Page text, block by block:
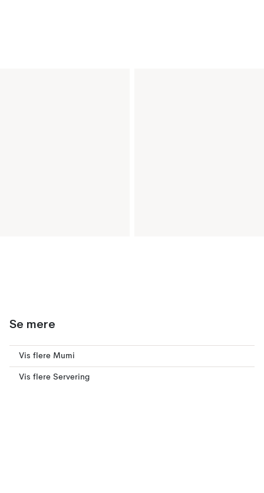
Se mere
Vis flere Mumi
Vis flere Servering